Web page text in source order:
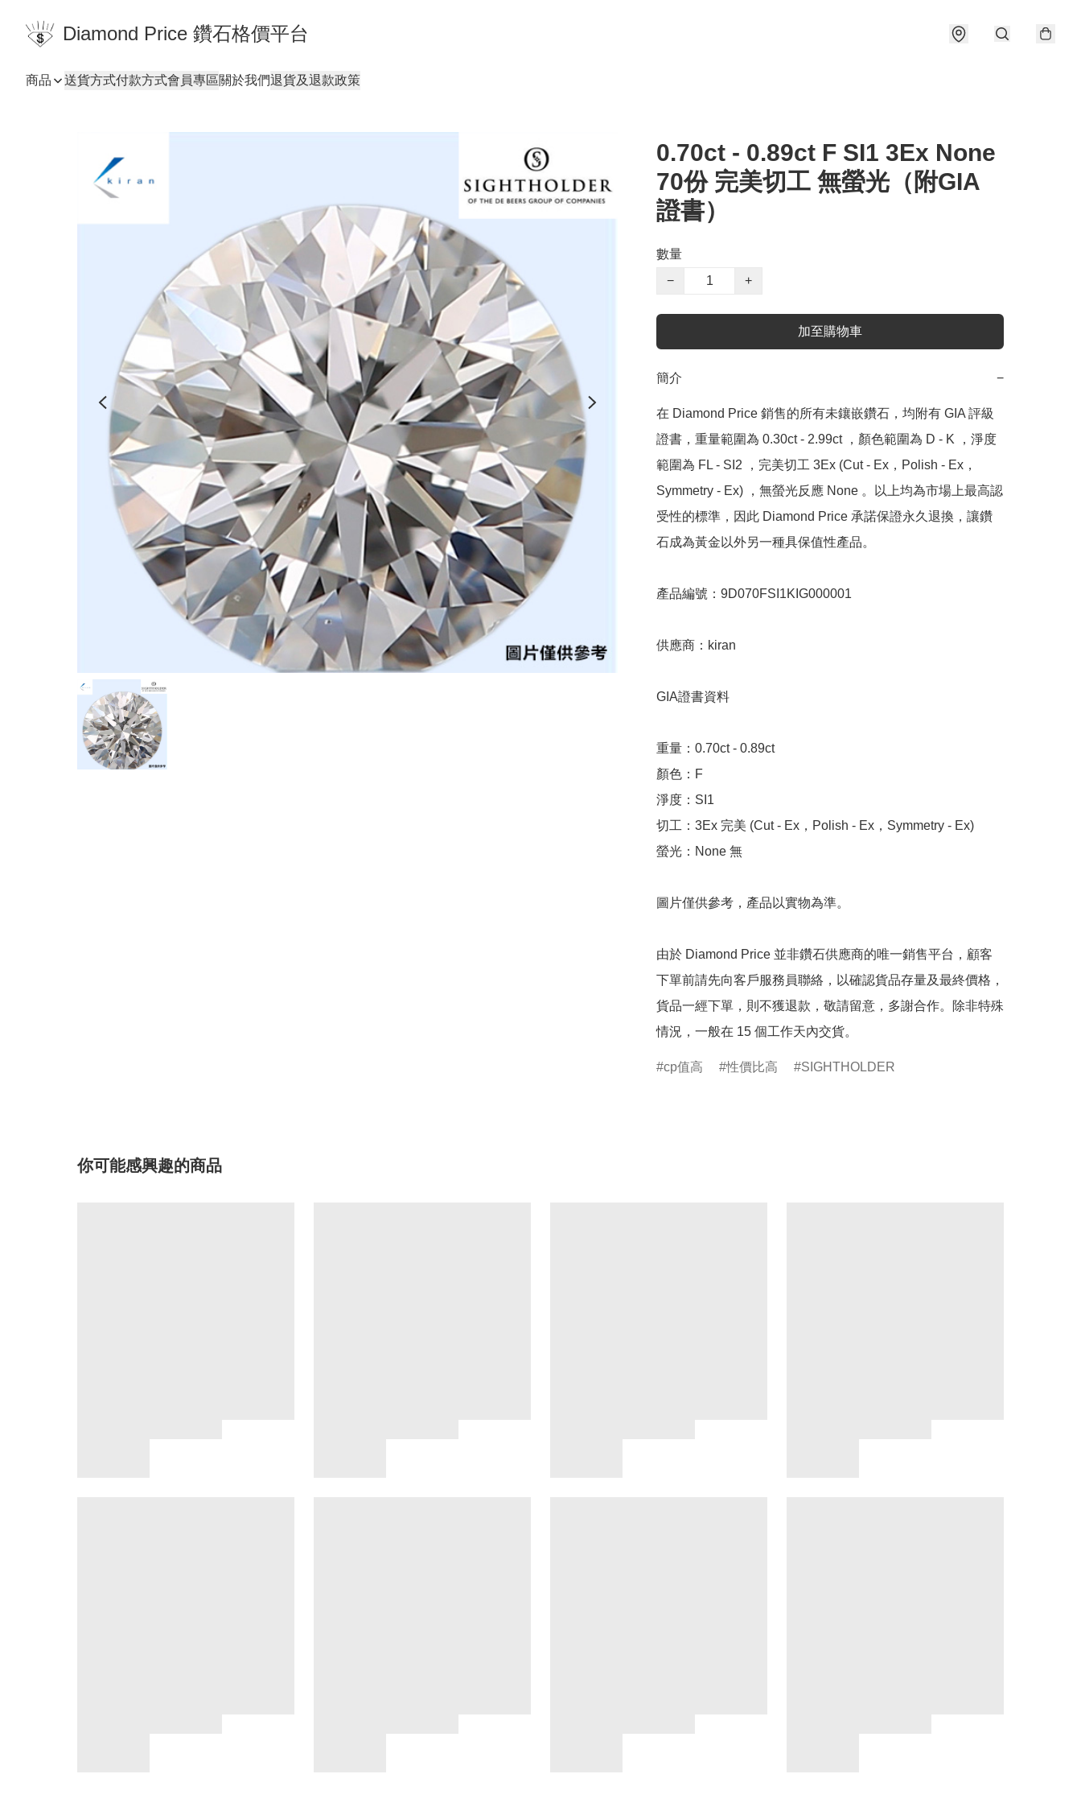
Diamond Price 鑽石格價平台
商品 送貨方式付款方式會員專區關於我們退貨及退款政策
0.70ct - 0.89ct F SI1 3Ex None
70份 完美切工 無螢光（附GIA
證書）
數量
−
+
加至購物車
簡介 −
在 Diamond Price 銷售的所有未鑲嵌鑽石，均附有 GIA 評級
證書，重量範圍為 0.30ct - 2.99ct ，顏色範圍為 D - K ，淨度
範圍為 FL - SI2 ，完美切工 3Ex (Cut - Ex，Polish - Ex，
Symmetry - Ex) ，無螢光反應 None 。以上均為市場上最高認
受性的標準，因此 Diamond Price 承諾保證永久退換，讓鑽
石成為黃金以外另一種具保值性產品。
產品編號：9D070FSI1KIG000001
供應商：kiran
GIA證書資料
重量：0.70ct - 0.89ct
顏色：F
淨度：SI1
切工：3Ex 完美 (Cut - Ex，Polish - Ex，Symmetry - Ex)
螢光：None 無
圖片僅供參考，產品以實物為準。
由於 Diamond Price 並非鑽石供應商的唯一銷售平台，顧客
下單前請先向客戶服務員聯絡，以確認貨品存量及最終價格，
貨品一經下單，則不獲退款，敬請留意，多謝合作。除非特殊
情況，一般在 15 個工作天內交貨。
cp值高 性價比高 SIGHTHOLDER
你可能感興趣的商品